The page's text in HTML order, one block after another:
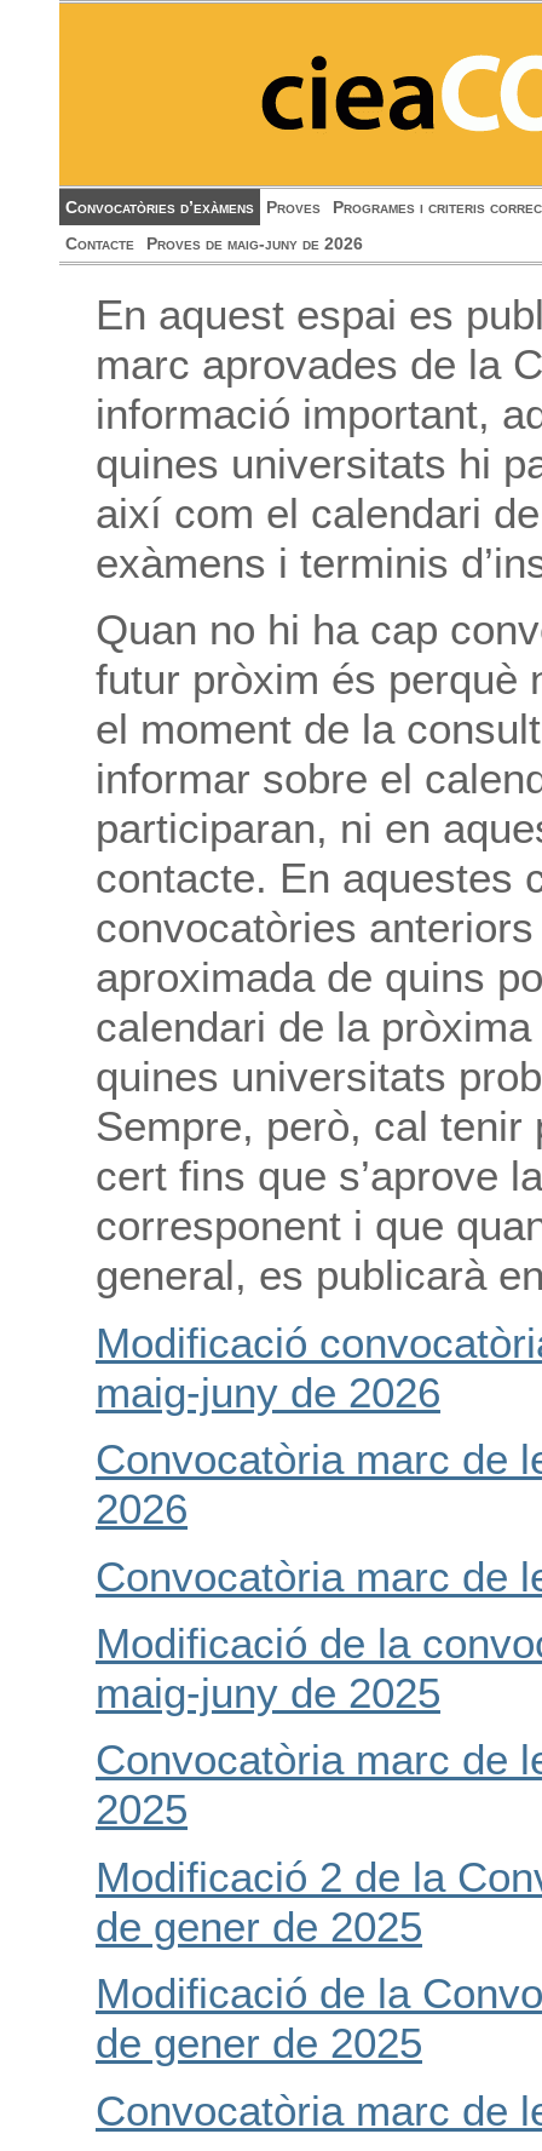
Convocatòries d’exàmens Proves
Programes i criteris
Contacte
Proves de maig-juny de 2026
En aquest espai es
marc aprovades de la
informació important,
quines universitats hi
així com el calendari
exàmens i terminis
Quan no hi ha cap
futur pròxim és perquè
el moment de la
informar sobre el
participaran, ni en
contacte. En aquestes
convocatòries
aproximada de quins
calendari de la
quines universitats
Sempre, però, cal tenir
cert fins que s’aprove
corresponent i que
general, es publicarà
Modificació
maig-juny de 2026
Convocatòria marc de
2026
Convocatòria marc de
Modificació de la
maig-juny de 2025
Convocatòria marc de
2025
Modificació 2 de la
de gener de 2025
Modificació de la
de gener de 2025
Convocatòria marc de